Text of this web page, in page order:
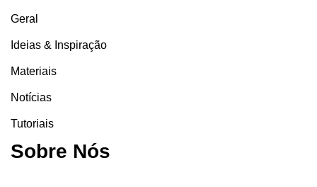
Geral
Ideias & Inspiração
Materiais
Notícias
Tutoriais
Sobre Nós